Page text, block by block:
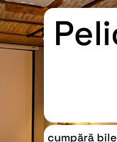
cumpără